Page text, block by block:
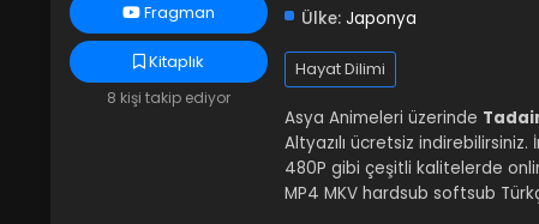
Fragman
Kitaplık
8 kişi takip ediyor
Ülke: Japonya
Hayat Dilimi
Asya Animeleri üzerinde
Altyazılı ücretsiz
480P gibi çeşitli kalitelerde
MP4 MKV hardsub softsub